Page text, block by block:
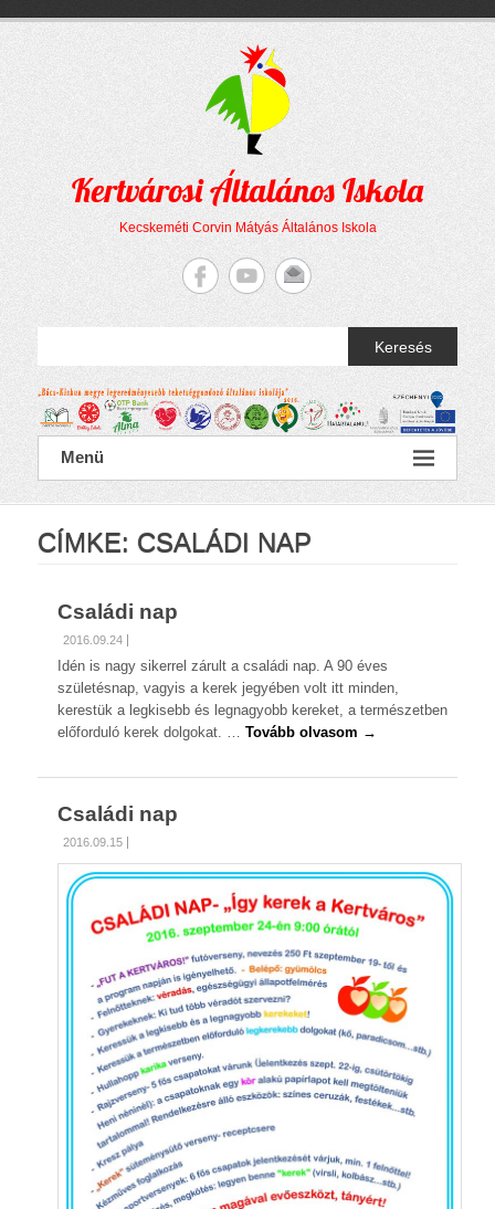
Kertvárosi Általános Iskola
Kecskeméti Corvin Mátyás Általános Iskola
Keresés
Menü
CÍMKE: CSALÁDI NAP
Családi nap
2016.09.24
Idén is nagy sikerrel zárult a családi nap. A 90 éves
születésnap, vagyis a kerek jegyében volt itt minden,
kerestük a legkisebb és legnagyobb kereket, a természetben
előforduló kerek dolgokat. …Tovább olvasom →
Családi nap
2016.09.15